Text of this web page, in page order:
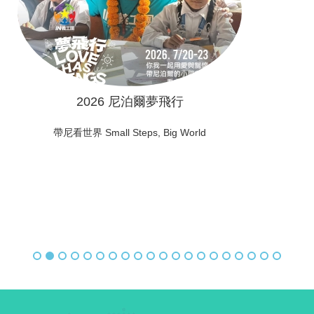
2026 尼泊爾夢飛行
帶尼看世界 Small Steps, Big World